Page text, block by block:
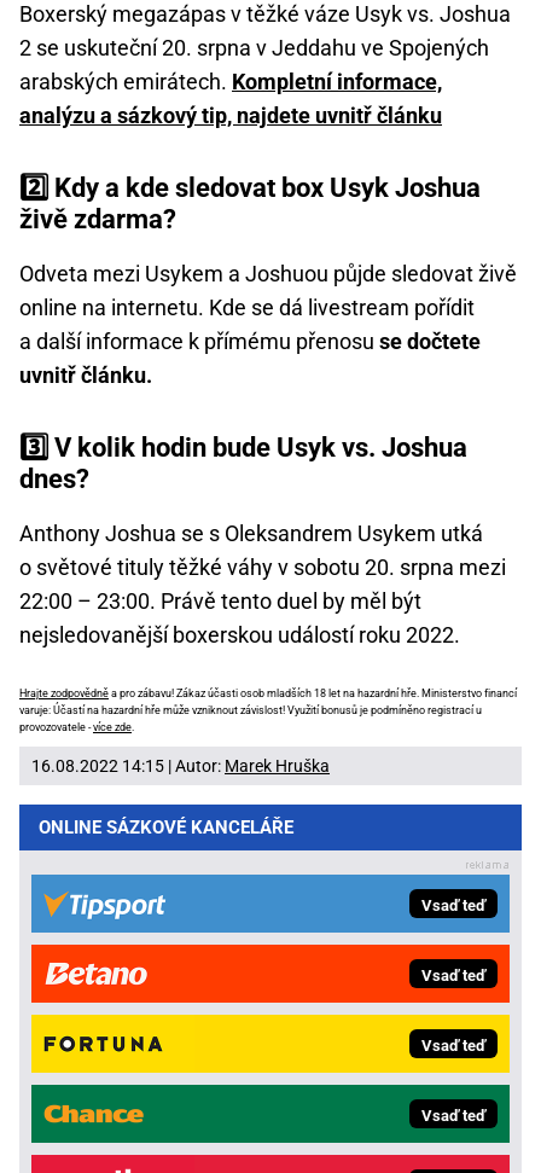
Boxerský megazápas v těžké váze Usyk vs. Joshua
2 se uskuteční 20. srpna v Jeddahu ve Spojených
arabských emirátech. Kompletní informace,
analýzu a sázkový tip, najdete uvnitř článku
2️⃣ Kdy a kde sledovat box Usyk Joshua
živě zdarma?
Odveta mezi Usykem a Joshuou půjde sledovat živě
online na internetu. Kde se dá livestream pořídit
a další informace k přímému přenosu se dočtete
uvnitř článku.
3️⃣ V kolik hodin bude Usyk vs. Joshua
dnes?
Anthony Joshua se s Oleksandrem Usykem utká
o světové tituly těžké váhy v sobotu 20. srpna mezi
22:00 – 23:00. Právě tento duel by měl být
nejsledovanější boxerskou událostí roku 2022.
Hrajte zodpovědně a pro zábavu! Zákaz účasti osob mladších 18 let na hazardní hře. Ministerstvo financí
varuje: Účastí na hazardní hře může vzniknout závislost! Využití bonusů je podmíněno registrací u
provozovatele -více zde.
16.08.2022 14:15 | Autor: Marek Hruška
ONLINE SÁZKOVÉ KANCELÁŘE
Vsaď teď
Vsaď teď
Vsaď teď
Vsaď teď